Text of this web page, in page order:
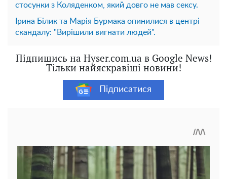
стосунки з Коляденком, який довго не мав сексу.
Ірина Білик та Марія Бурмака опинилися в центрі
скандалу: "Вирішили вигнати людей".
Підпишись на Hyser.com.ua в Google News!
Тільки найяскравіші новини!
Підписатися